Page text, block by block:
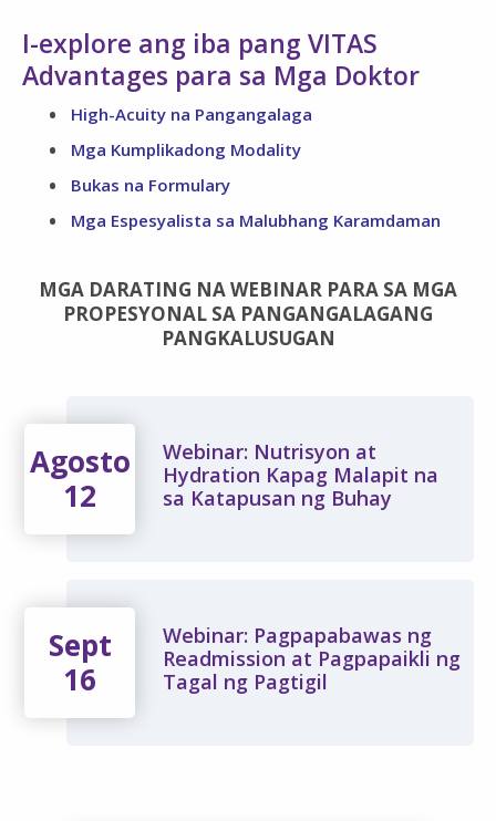
I-explore ang iba pang VITAS
Advantages para sa Mga Doktor
High-Acuity na Pangangalaga
Mga Kumplikadong Modality
Bukas na Formulary
Mga Espesyalista sa Malubhang Karamdaman
MGA DARATING NA WEBINAR PARA SA MGA
PROPESYONAL SA PANGANGALAGANG
PANGKALUSUGAN
Agosto
12
Webinar: Nutrisyon at
Hydration Kapag Malapit na
sa Katapusan ng Buhay
Sept
16
Webinar: Pagpapabawas ng
Readmission at Pagpapaikli ng
Tagal ng Pagtigil